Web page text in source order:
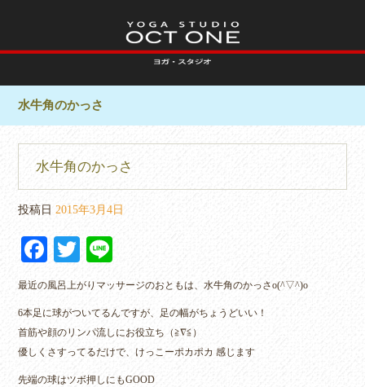
水牛角のかっさ
水牛角のかっさ
投稿日 2015年3月4日
Fa
ce
bo
ok
T
wi
tte
r
ne
最近の風呂上がりマッサージのおともは、水牛角のかっさo(^▽^)o
6本足に球がついてるんですが、足の幅がちょうどいい！
首筋や顔のリンパ流しにお役立ち（≧∇≦）
優しくさすってるだけで、けっこーポカポカ 感じます
先端の球はツボ押しにもGOOD